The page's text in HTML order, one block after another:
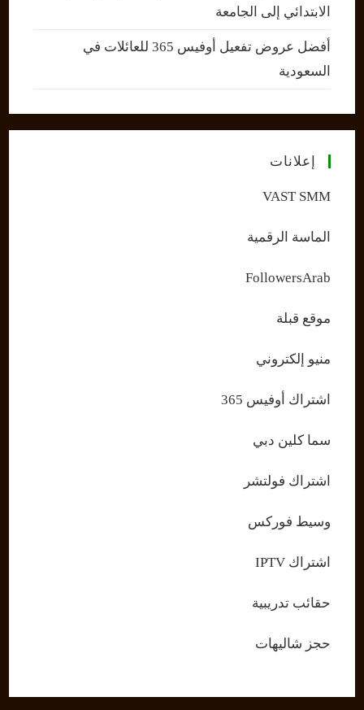
الابتدائي إلى الجامعة
أفضل عروض تفعيل أوفيس 365 للعائلات في
السعودية
إعلانات
VAST SMM
الماسة الرقمية
FollowersArab
موقع قبلة
منيو إلكتروني
اشتراك أوفيس 365
سما كلين دبي
اشتراك فولتشر
وسيط فوركس
اشتراك IPTV
حقائب تدريبية
حجز شاليهات